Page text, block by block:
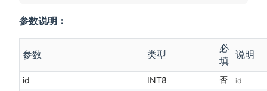
参数说明：
参数 类型
必
填
说明
id INT8 否 id